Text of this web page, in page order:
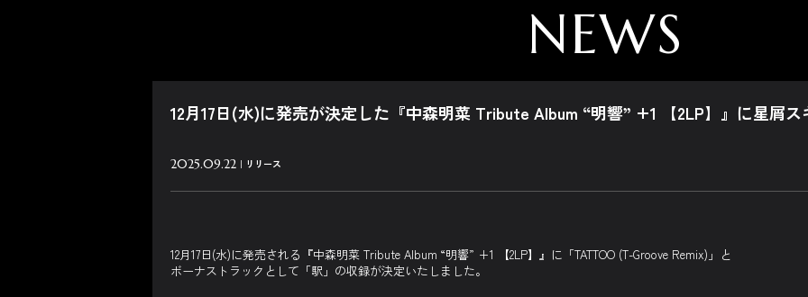
NEWS
12月17日(水)に発売が決定した『中森明菜 Tribute Album “明響” +1 【2LP】』に星屑ス
2025.09.22 リリース
12月17日(水)に発売される『中森明菜 Tribute Album “明響” +1 【2LP】』に「TATTOO (T-Groove Remix)」と
ボーナストラックとして「駅」の収録が決定いたしました。